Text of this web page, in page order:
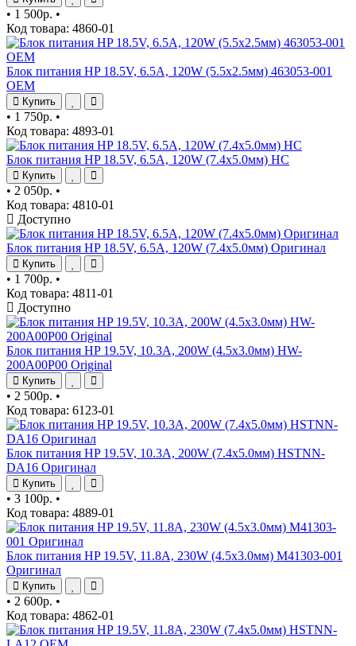
• 1 500р. •
Код товара: 4860-01
Блок питания HP 18.5V, 6.5A, 120W (5.5x2.5мм) 463053-001
OEM
Купить
• 1 750р. •
Код товара: 4893-01
Блок питания HP 18.5V, 6.5A, 120W (7.4x5.0мм) HC
Купить
• 2 050р. •
Код товара: 4810-01
Доступно
Блок питания HP 18.5V, 6.5A, 120W (7.4x5.0мм) Оригинал
Купить
• 1 700р. •
Код товара: 4811-01
Доступно
Блок питания HP 19.5V, 10.3A, 200W (4.5x3.0мм) HW-
200A00P00 Original
Купить
• 2 500р. •
Код товара: 6123-01
Блок питания HP 19.5V, 10.3A, 200W (7.4x5.0мм) HSTNN-
DA16 Оригинал
Купить
• 3 100р. •
Код товара: 4889-01
Блок питания HP 19.5V, 11.8A, 230W (4.5x3.0мм) M41303-001
Оригинал
Купить
• 2 600р. •
Код товара: 4862-01